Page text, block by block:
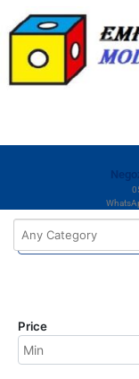
Home Carl-
Carl-
Non è
Price